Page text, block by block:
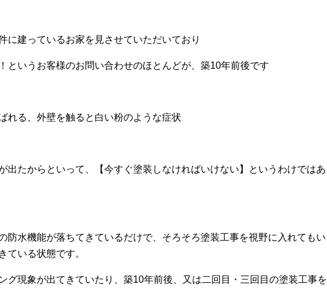
に建っているお家を見させていただいており
というお客様のお問い合わせのほとんどが、築10年前後です
れる、外壁を触ると白い粉のような症状
出たからといって、【今すぐ塗装しなければいけない】というわけではあ
防水機能が落ちてきているだけで、そろそろ塗装工事を視野に入れてもい
ている状態です。
グ現象が出てきていたり、築10年前後、又は二回目・三回目の塗装工事を